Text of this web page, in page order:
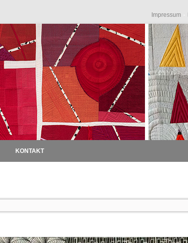
Impressum -
KONTAKT